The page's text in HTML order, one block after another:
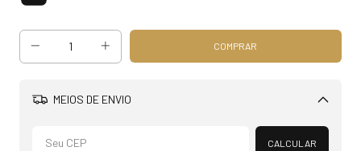
MEIOS DE ENVIO
Alterar CEP
CALCULAR